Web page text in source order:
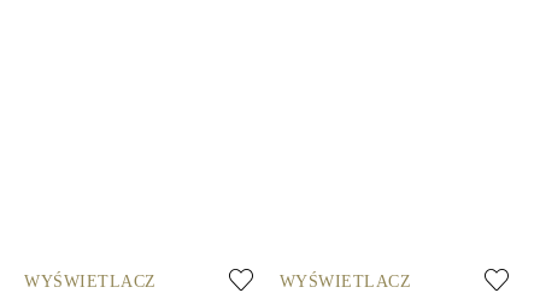
WYŚWIETLACZ WYŚWIETLACZ